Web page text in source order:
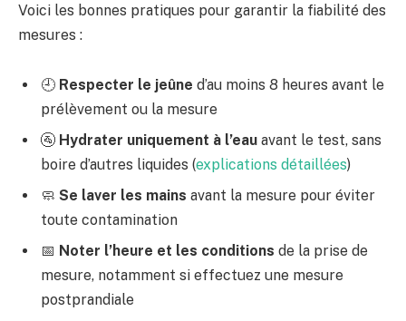
Voici les bonnes pratiques pour garantir la fiabilité des
mesures :
🕘 Respecter le jeûne d’au moins 8 heures avant le
prélèvement ou la mesure
🚰 Hydrater uniquement à l’eau avant le test, sans
boire d’autres liquides (explications détaillées)
🧼 Se laver les mains avant la mesure pour éviter
toute contamination
📅 Noter l’heure et les conditions de la prise de
mesure, notamment si effectuez une mesure
postprandiale